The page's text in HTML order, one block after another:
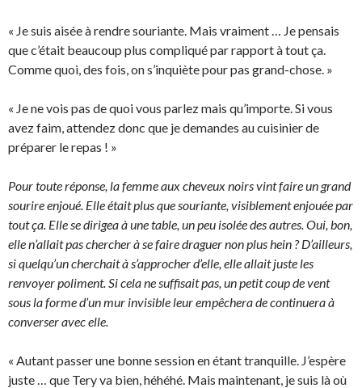
« Je suis aisée à rendre souriante. Mais vraiment … Je pensais
que c’était beaucoup plus compliqué par rapport à tout ça.
Comme quoi, des fois, on s’inquiète pour pas grand-chose. »
« Je ne vois pas de quoi vous parlez mais qu’importe. Si vous
avez faim, attendez donc que je demandes au cuisinier de
préparer le repas ! »
Pour toute réponse, la femme aux cheveux noirs vint faire un grand
sourire enjoué. Elle était plus que souriante, visiblement enjouée par
tout ça. Elle se dirigea à une table, un peu isolée des autres. Oui, bon,
elle n’allait pas chercher à se faire draguer non plus hein ? D’ailleurs,
si quelqu’un cherchait à s’approcher d’elle, elle allait juste les
renvoyer poliment. Si cela ne suffisait pas, un petit coup de vent
sous la forme d’un mur invisible leur empêchera de continuera à
converser avec elle.
« Autant passer une bonne session en étant tranquille. J’espère
juste … que Tery va bien, héhéhé. Mais maintenant, je suis là où